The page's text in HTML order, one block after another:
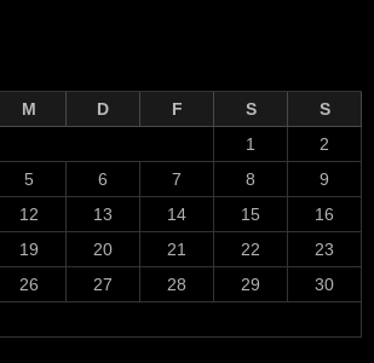
M D F S
S
1
2
5 6 7 8
9
12 13 14 15
16
19 20 21 22
23
26 27 28 29
30